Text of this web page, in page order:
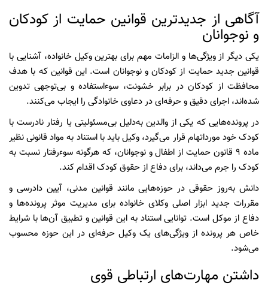
آگاهی از جدیدترین قوانین حمایت از کودکان
و نوجوانان
یکی دیگر از ویژگی‌ها و الزامات مهم برای بهترین وکیل خانواده، آشنایی با
قوانین جدید حمایت از کودکان و نوجوانان است. این قوانین که با هدف
محافظت از کودکان در برابر خشونت، سوءاستفاده و بی‌توجهی تدوین
شده‌اند، اجرای دقیق و حرفه‌ای در دعاوی خانوادگی را ایجاب می‌کنند.
در پرونده‌هایی که یکی از والدین به‌دلیل بی‌مسئولیتی یا رفتار نادرست با
کودک خود مورداتهام قرار می‌گیرد، وکیل باید با استناد به مواد قانونی نظیر
ماده 9 قانون حمایت از اطفال و نوجوانان، که هرگونه سوءرفتار نسبت به
کودک را جرم می‌داند، برای دفاع از حقوق کودک اقدام کند.
دانش به‌روز حقوقی در حوزه‌هایی مانند قوانین مدنی، آیین دادرسی و
مقررات جدید ابزار اصلی وکلای خانواده برای مدیریت موثر پرونده‌ها و
دفاع از موکل است. توانایی استناد به این قوانین و تطبیق آن‌ها با شرایط
خاص هر پرونده از ویژگی‌های یک وکیل حرفه‌ای در این حوزه محسوب
می‌شود.
داشتن مهارت‌های ارتباطی قوی